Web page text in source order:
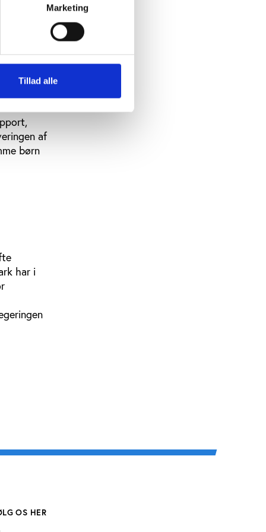
Marketing
Tillad alle
til
med
af
børn
har i
OS HER